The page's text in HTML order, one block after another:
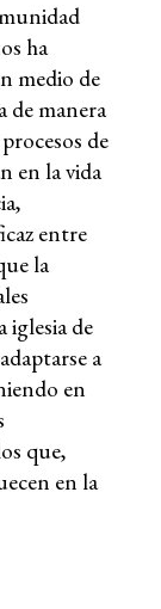
ha
medio de
de manera
de
en la vida
entre
la
iglesia de
a
en
que,
en la